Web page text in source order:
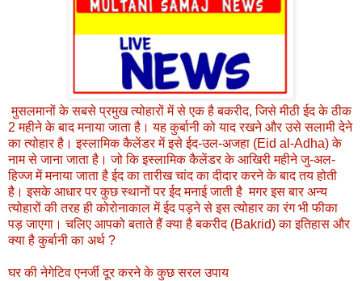
मुसलमानों के सबसे प्रमुख त्‍योहारों में से एक है बकरीद, जिसे मीठी ईद के ठीक
2 महीने के बाद मनाया जाता है। यह कुर्बानी को याद रखने और उसे सलामी देने
का त्‍योहार है। इस्‍लामिक कैलेंडर में इसे ईद-उल-अजहा (Eid al-Adha) के
नाम से जाना जाता है। जो कि इस्‍लामिक कैलेंडर के आखिरी महीने जु-अल-
हिज्‍ज में मनाया जाता है ईद का तारीख चांद का दीदार करने के बाद तय होती
है। इसके आधार पर कुछ स्‍थानों पर ईद मनाई जाती है मगर इस बार अन्‍य
त्‍योहारों की तरह ही कोरोनाकाल में ईद पड़ने से इस त्‍योहार का रंग भी फीका
पड़ जाएगा। चलिए आपको बताते हैं क्‍या है बकरीद (Bakrid) का इतिहास और
क्‍या है कुर्बानी का अर्थ ?
घर की नेगेटिव एनर्जी दूर करने के कुछ सरल उपाय